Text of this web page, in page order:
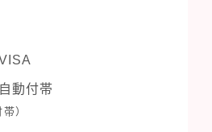
動付帯
）